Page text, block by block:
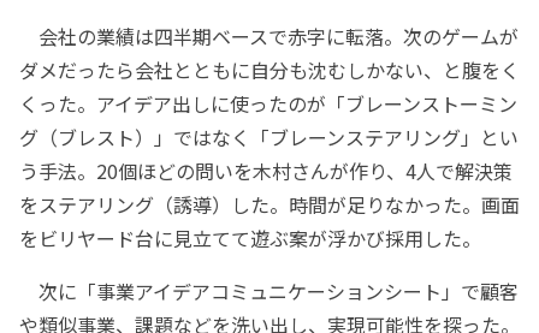
会社の業績は四半期ベースで赤字に転落。次のゲームが
ダメだったら会社とともに自分も沈むしかない、と腹をく
くった。アイデア出しに使ったのが「ブレーンストーミン
グ（ブレスト）」ではなく「ブレーンステアリング」とい
う手法。20個ほどの問いを木村さんが作り、4人で解決策
をステアリング（誘導）した。時間が足りなかった。画面
をビリヤード台に見立てて遊ぶ案が浮かび採用した。
次に「事業アイデアコミュニケーションシート」で顧客
や類似事業、課題などを洗い出し、実現可能性を探った。